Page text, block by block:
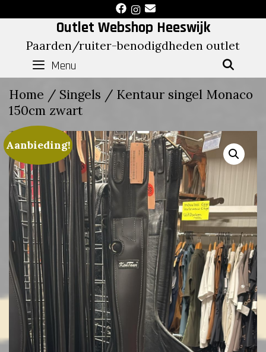
to
content
Outlet Webshop Heeswijk
Paarden/ruiter-benodigdheden outlet
Menu
Home / Singels / Kentaur singel Monaco
150cm zwart
Aanbieding!